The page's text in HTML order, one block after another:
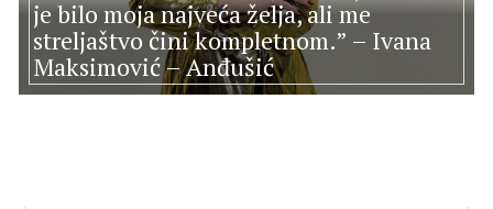
je bilo moja najveća želja, ali me
streljaštvo čini kompletnom.” – Ivana
Maksimović – Anđušić